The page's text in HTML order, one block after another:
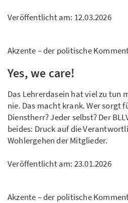
Veröffentlicht am: 12.03.2026
Akzente – der politische
Yes, we care!
Das Lehrerdasein hat viel zu tun
nie. Das macht krank. Wer sorgt
Dienstherr? Jeder selbst? Der
beides: Druck auf die
Wohlergehen der Mitglieder.
Veröffentlicht am: 23.01.2026
Akzente – der politische